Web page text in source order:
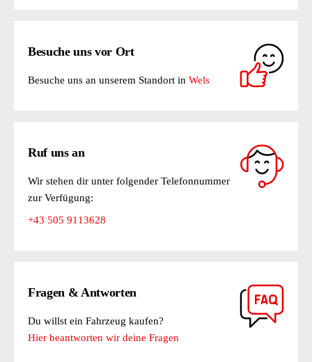
Besuche uns vor Ort
Besuche uns an unserem Standort in Wels
Ruf uns an
Wir stehen dir unter folgender Telefonnummer
zur Verfügung:
+43 505 9113628
Fragen & Antworten
Du willst ein Fahrzeug kaufen?
Hier beantworten wir deine Fragen